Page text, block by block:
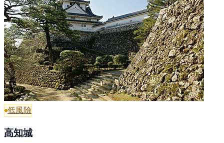
低風險
高知城